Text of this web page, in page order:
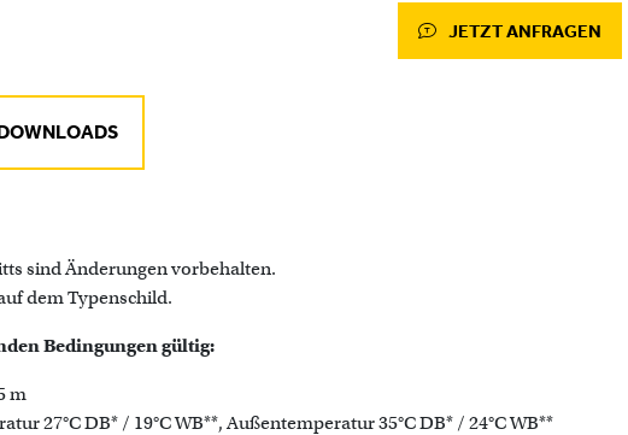
JETZT ANFRAGEN
sind Änderungen vorbehalten.
dem Typenschild.
Bedingungen gültig:
m
27°C DB* / 19°C WB**, Außentemperatur 35°C DB* / 24°C WB**